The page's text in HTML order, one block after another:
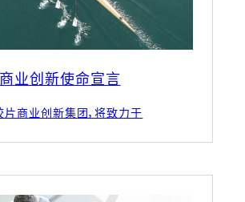
业创新使命宣言
片商业创新集团，将致力于